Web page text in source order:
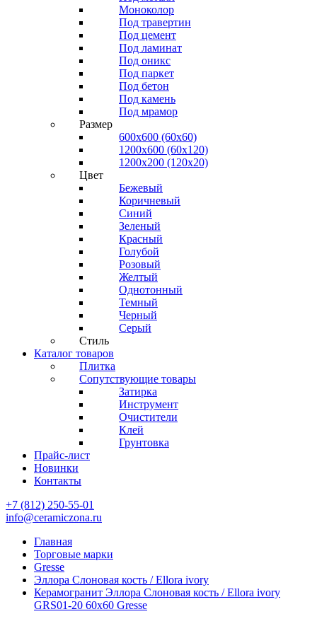
Моноколор
Под травертин
Под цемент
Под ламинат
Под оникс
Под паркет
Под бетон
Под камень
Под мрамор
Размер
600х600 (60х60)
1200х600 (60х120)
1200х200 (120x20)
Цвет
Бежевый
Коричневый
Синий
Зеленый
Красный
Голубой
Розовый
Желтый
Однотонный
Темный
Черный
Серый
Стиль
Каталог товаров
Плитка
Сопутствующие товары
Затирка
Инструмент
Очистители
Клей
Грунтовка
Прайс-лист
Новинки
Контакты
+7 (812) 250-55-01
info@ceramiczona.ru
Главная
Торговые марки
Gresse
Эллора Слоновая кость / Ellora ivory
Керамогранит Эллора Слоновая кость / Ellora ivory
GRS01-20 60х60 Gresse